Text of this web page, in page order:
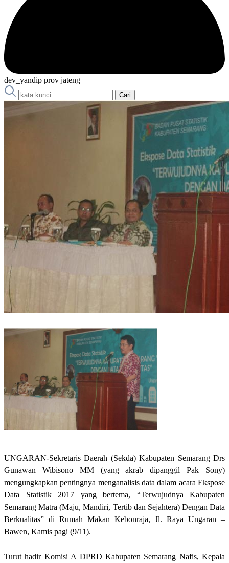
dev_yandip prov jateng
Cari
UNGARAN-Sekretaris Daerah (Sekda) Kabupaten Semarang Drs
Gunawan Wibisono MM (yang akrab dipanggil Pak Sony)
mengungkapkan pentingnya menganalisis data dalam acara Ekspose
Data Statistik 2017 yang bertema, “Terwujudnya Kabupaten
Semarang Matra (Maju, Mandiri, Tertib dan Sejahtera) Dengan Data
Berkualitas” di Rumah Makan Kebonraja, Jl. Raya Ungaran –
Bawen, Kamis pagi (9/11).
Turut hadir Komisi A DPRD Kabupaten Semarang Nafis, Kepala